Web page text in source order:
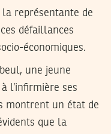
la représentante de
ces défaillances
économiques.
une jeune
l’infirmière ses
montrent un état de
que la